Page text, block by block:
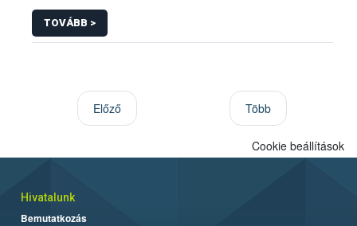
TOVÁBB >
Előző Több
Cookie beállítások
Hivatalunk
Bemutatkozás